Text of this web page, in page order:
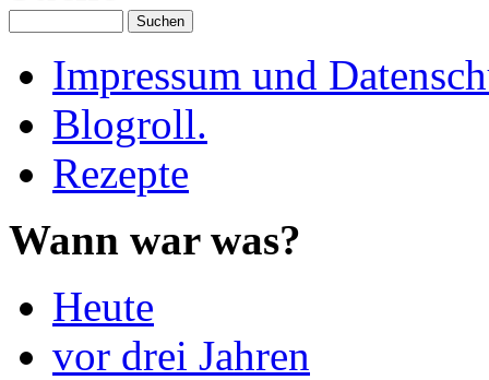
Impressum und
Blogroll.
Rezepte
Wann war was?
Heute
vor drei Jahren